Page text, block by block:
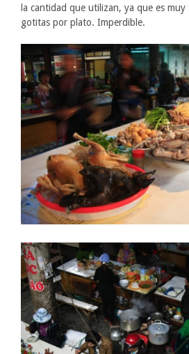
la cantidad que utilizan, ya que es
gotitas por plato. Imperdible.